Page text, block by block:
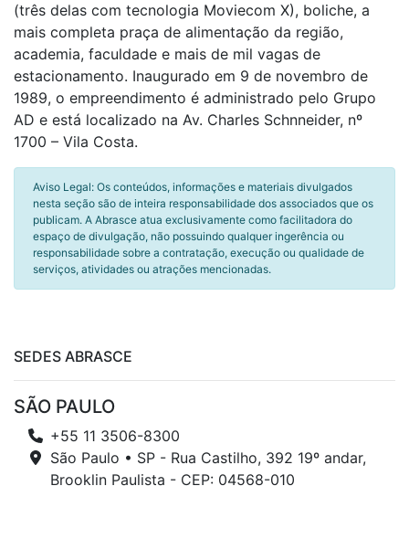
(três delas com tecnologia Moviecom X), boliche, a
mais completa praça de alimentação da região,
academia, faculdade e mais de mil vagas de
estacionamento. Inaugurado em 9 de novembro de
1989, o empreendimento é administrado pelo Grupo
AD e está localizado na Av. Charles Schnneider, nº
1700 – Vila Costa.
Aviso Legal: Os conteúdos, informações e materiais divulgados
nesta seção são de inteira responsabilidade dos associados que os
publicam. A Abrasce atua exclusivamente como facilitadora do
espaço de divulgação, não possuindo qualquer ingerência ou
responsabilidade sobre a contratação, execução ou qualidade de
serviços, atividades ou atrações mencionadas.
SEDES ABRASCE
SÃO PAULO
+55 11 3506-8300
São Paulo • SP - Rua Castilho, 392 19º andar,
Brooklin Paulista - CEP: 04568-010